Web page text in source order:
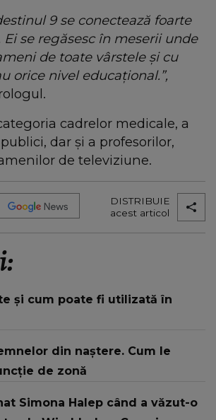
9 se conectează foarte
Ei se regăsesc în meserii unde
de toate vârstele și cu
orice nivel educațional.”,
cadrelor medicale, a
dar și a profesorilor,
de televiziune.
DISTRIBUIE
acest articol
și cum poate fi utilizată în
din naștere. Cum le
de zonă
Simona Halep când a văzut-o